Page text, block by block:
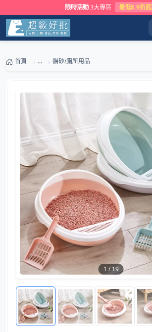
限時活動 3大專區 最低8.9折起
首頁 ... 貓砂/廁所用品
1 /19